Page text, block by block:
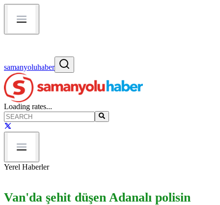
samanyoluhaber
Loading rates...
Yerel Haberler
Van'da şehit düşen Adanalı polisin